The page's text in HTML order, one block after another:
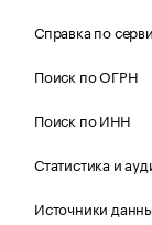
Справка по
Поиск по ОГРН
Поиск по ИНН
Статистика и
Источники